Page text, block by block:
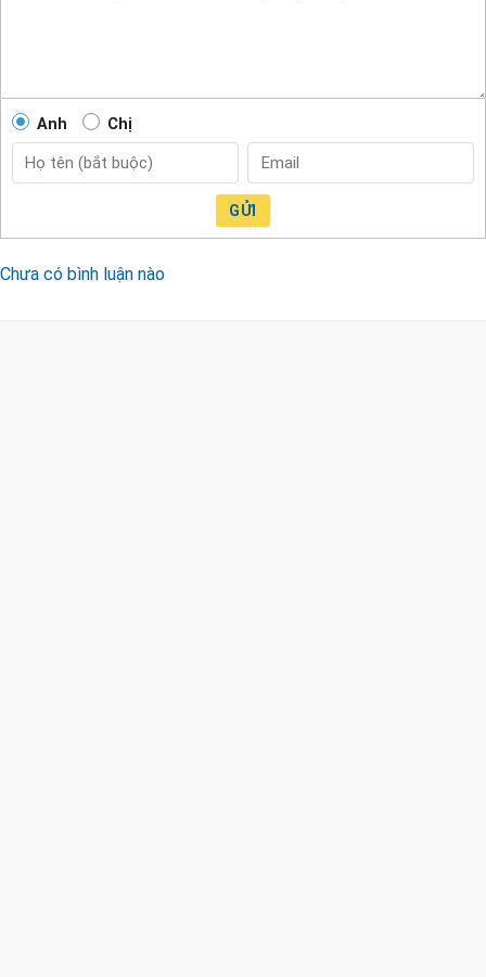
Anh Chị
GỬI
Chưa có bình luận nào